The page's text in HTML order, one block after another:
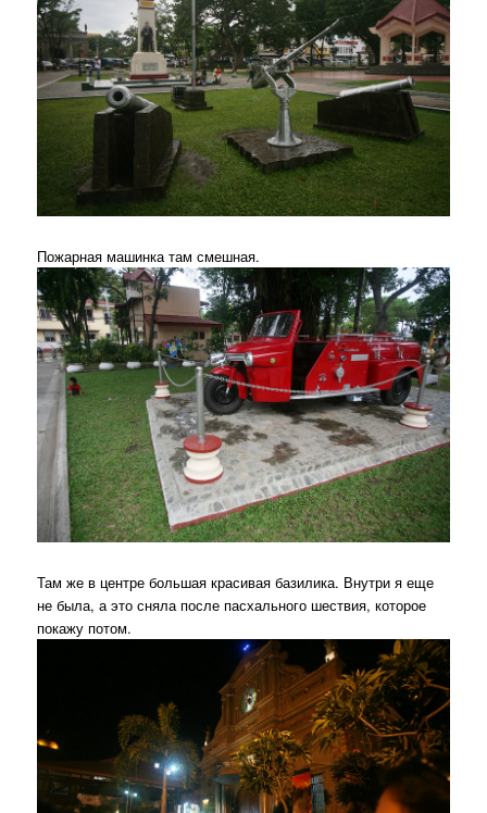
Пожарная машинка там смешная.
Там же в центре большая красивая базилика. Внутри я еще
не была, а это сняла после пасхального шествия, которое
покажу потом.